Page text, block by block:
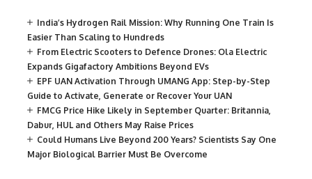
India’s Hydrogen Rail Mission: Why Running One Train Is
Easier Than Scaling to Hundreds
From Electric Scooters to Defence Drones: Ola Electric
Expands Gigafactory Ambitions Beyond EVs
EPF UAN Activation Through UMANG App: Step-by-Step
Guide to Activate, Generate or Recover Your UAN
FMCG Price Hike Likely in September Quarter: Britannia,
Dabur, HUL and Others May Raise Prices
Could Humans Live Beyond 200 Years? Scientists Say One
Major Biological Barrier Must Be Overcome